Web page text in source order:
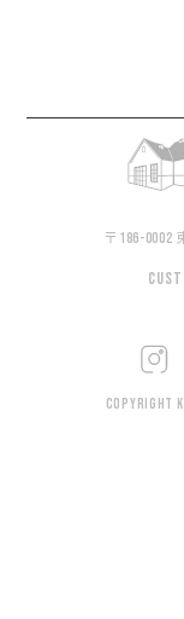
〒186-0002
Copyright